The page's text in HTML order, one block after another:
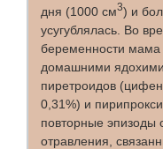
дня (1000 см3) и
усугублялась. Во
беременности мама
домашними
пиретроидов
0,31%) и
повторные эпизоды
отравления,